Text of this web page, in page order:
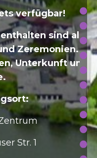
verfügbar!
sind alle
Zeremonien.
Unterkunft und
Str. 1